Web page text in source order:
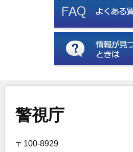
警視庁
〒100-8929